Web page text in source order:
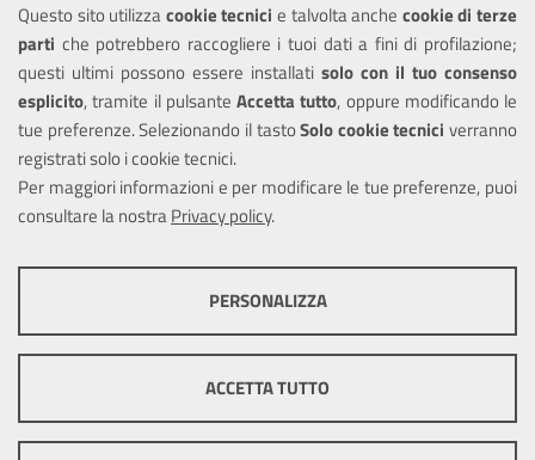
Questo sito utilizzacookie tecnicie talvolta anche cookie di terze
parti che potrebbero raccogliere i tuoi dati a fini di profilazione;
questi ultimi possono essere installati solo con il tuo consenso
esplicito, tramite il pulsante Accetta tutto, oppure modificando le
tue preferenze. Selezionando il tastoSolo cookie tecnici verranno
registrati solo i cookie tecnici.
Per maggiori informazioni e per modificare le tue preferenze, puoi
consultare la nostraPrivacy policy.
COOKIE TECNICI
ottimale per ogni utente. Essi non raccolgono i tuoi dati e le tue
informazioni di navigazione per scopi di marketing e profilazione, e
pertanto possono essere utilizzati senza bisogno di acquisire il tuo
consenso.
PERSONALIZZA
ACCETTA TUTTO
Informativa privacy
Note legali
Piano di miglioramento del sito
Piano di miglioramento dei servizi
Dichiarazione di accessibilità
Mappa del sito
Cookie